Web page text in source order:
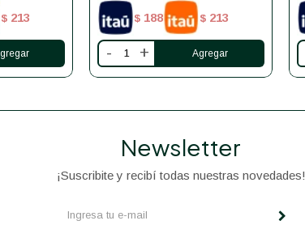
$ 213 $ 188 $ 213
- +
Newsletter
¡Suscribite y recibí todas nuestras novedades!